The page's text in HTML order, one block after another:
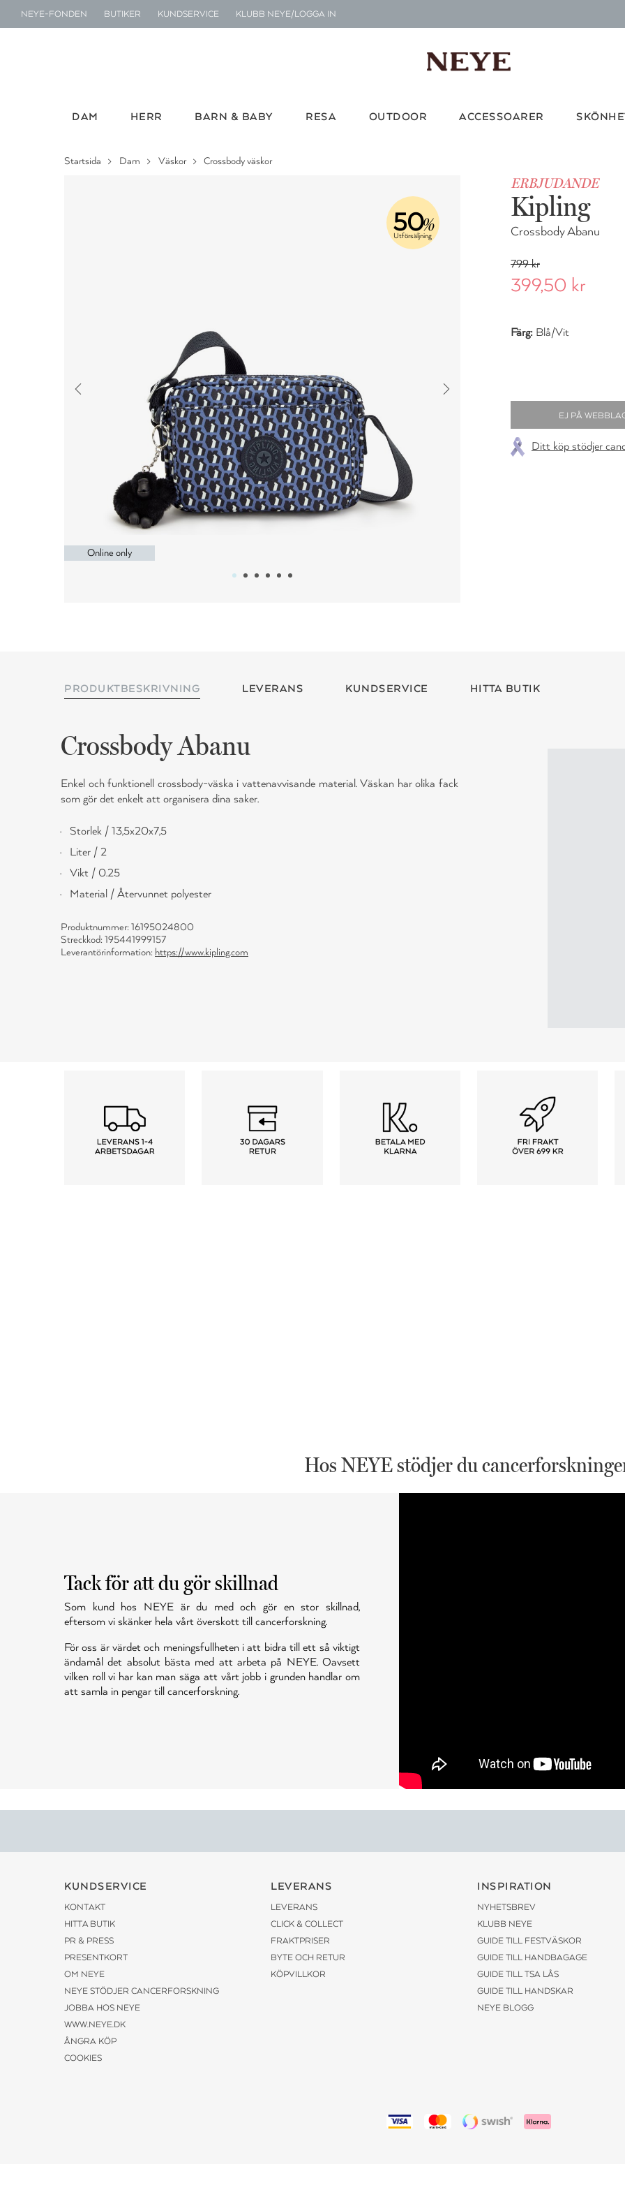
NEYE-FONDEN BUTIKER KUNDSERVICE KLUBB NEYE/LOGGA IN
DAM
HERR BARN & BABY RESA OUTDOOR ACCESSOARER
Startsida Dam Väskor Crossbody väskor
50%
Utförsäljning
Online only
ERBJUDANDE
Kipling
Crossbody Abanu
799 kr
399,50 kr
Färg: Blå/Vit
Ditt köp stödjer
PRODUKTBESKRIVNING LEVERANS KUNDSERVICE HITTA BUTIK
Crossbody Abanu
Enkel och funktionell crossbody-väska i vattenavvisande material. Väskan har olika fack
som gör det enkelt att organisera dina saker.
Storlek / 13,5x20x7,5
Liter / 2
Vikt / 0.25
Material / Återvunnet polyester
Produktnummer: 16195024800
Streckkod: 195441999157
Leverantörinformation: https://www.kipling.com
Hos NEYE stödjer du
Tack för att du gör skillnad
Som kund hos NEYE är du med och gör en stor skillnad,
eftersom vi skänker hela vårt överskott till cancerforskning.
För oss är värdet och meningsfullheten i att bidra till ett så viktigt
ändamål det absolut bästa med att arbeta på NEYE. Oavsett
vilken roll vi har kan man säga att vårt jobb i grunden handlar om
att samla in pengar till cancerforskning.
KUNDSERVICE
KONTAKT
HITTA BUTIK
PR & PRESS
PRESENTKORT
OM NEYE
NEYE STÖDJER CANCERFORSKNING
JOBBA HOS NEYE
WWW.NEYE.DK
ÅNGRA KÖP
COOKIES
LEVERANS
LEVERANS
CLICK & COLLECT
FRAKTPRISER
BYTE OCH RETUR
KÖPVILLKOR
INSPIRATION
NYHETSBREV
KLUBB NEYE
GUIDE TILL FESTVÄSKOR
GUIDE TILL HANDBAGAGE
GUIDE TILL TSA LÅS
GUIDE TILL HANDSKAR
NEYE BLOGG